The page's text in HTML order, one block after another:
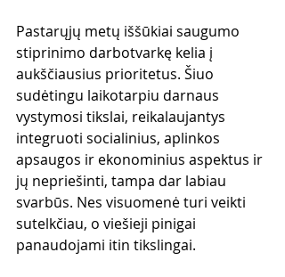
Pastarųjų metų iššūkiai saugumo
stiprinimo darbotvarkę kelia į
aukščiausius prioritetus. Šiuo
sudėtingu laikotarpiu darnaus
vystymosi tikslai, reikalaujantys
integruoti socialinius, aplinkos
apsaugos ir ekonominius aspektus ir
jų nepriešinti, tampa dar labiau
svarbūs. Nes visuomenė turi veikti
sutelkčiau, o viešieji pinigai
panaudojami itin tikslingai.